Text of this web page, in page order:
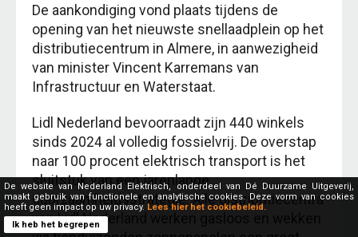
De aankondiging vond plaats tijdens de
opening van het nieuwste snellaadplein op het
distributiecentrum in Almere, in aanwezigheid
van minister Vincent Karremans van
Infrastructuur en Waterstaat.
Lidl Nederland bevoorraadt zijn 440 winkels
sinds 2024 al volledig fossielvrij. De overstap
naar 100 procent elektrisch transport is het
sluitstuk van een jarenlange
duurzaamheidsstrategie. Alle distributiecentra
van Lidl Nederland werken gasloos en wekken
De website van Nederland Elektrisch, onderdeel van Dé Duurzame Uitgeverij,
maakt gebruik van functionele en analytische cookies. Deze vorm van cookies
heeft geen impact op uw privacy. Lees hier het cookiebeleid.
Ik heb het begrepen